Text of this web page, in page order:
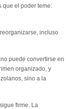
que el poder teme:
incluso
puede convertirse en
organizado, y
sino a la
firme. La